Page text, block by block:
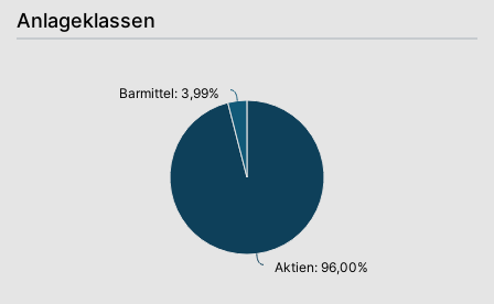
Anlageklassen
Aktien: 96,00%
Barmittel: 3,99%